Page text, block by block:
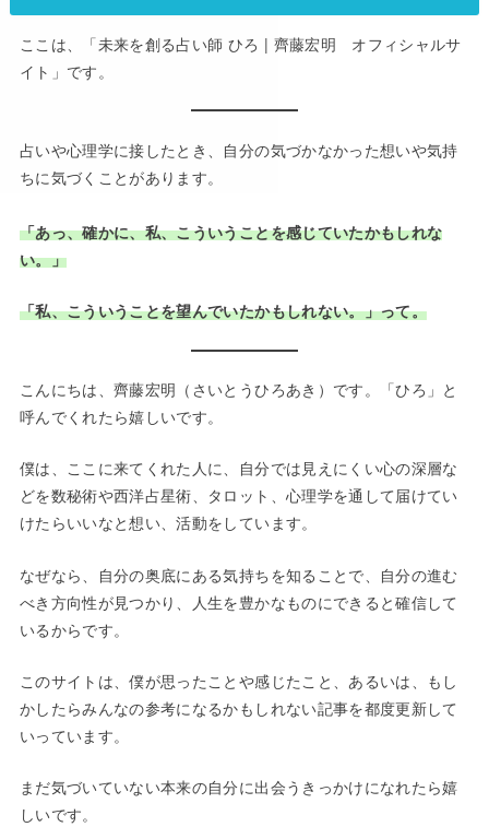
ここは、「未来を創る占い師 ひろ | 齊藤宏明 オフィシャルサ
イト」です。
占いや心理学に接したとき、自分の気づかなかった想いや気持
ちに気づくことがあります。
「あっ、確かに、私、こういうことを感じていたかもしれな
い。」
「私、こういうことを望んでいたかもしれない。」って。
こんにちは、齊藤宏明（さいとうひろあき）です。「ひろ」と
呼んでくれたら嬉しいです。
僕は、ここに来てくれた人に、自分では見えにくい心の深層な
どを数秘術や西洋占星術、タロット、心理学を通して届けてい
けたらいいなと想い、活動をしています。
なぜなら、自分の奥底にある気持ちを知ることで、自分の進む
べき方向性が見つかり、人生を豊かなものにできると確信して
いるからです。
このサイトは、僕が思ったことや感じたこと、あるいは、もし
かしたらみんなの参考になるかもしれない記事を都度更新して
いっています。
まだ気づいていない本来の自分に出会うきっかけになれたら嬉
しいです。